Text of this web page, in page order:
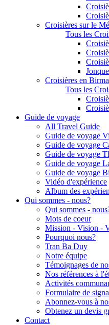
Croisières sur le
Tous les
Croisières en
Tous les
Guide de voyage
All Travel Guide
Guide de voyage
Guide de voyage
Guide de voyage
Guide de voyage
Guide de voyage
Vidéo d'expérience
Album des
Qui sommes - nous?
Qui sommes -
Mots de coeur
Mission - Vision -
Pourquoi nous?
Tran Ba Duy
Notre équipe
Témoignages de
Nos références à
Activités
Formulaire de
Abonnez-vous à
Obtenez un devis
Contact